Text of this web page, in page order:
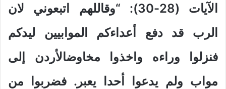
الآيات (28-30): “وقاللهم اتبعوني لان
الرب قد دفع أعداءكم الموابيين ليدكم
فنزلوا وراءه واخذوا مخاوضالأردن إلى
مواب ولم يدعوا أحدا يعبر. فضربوا من